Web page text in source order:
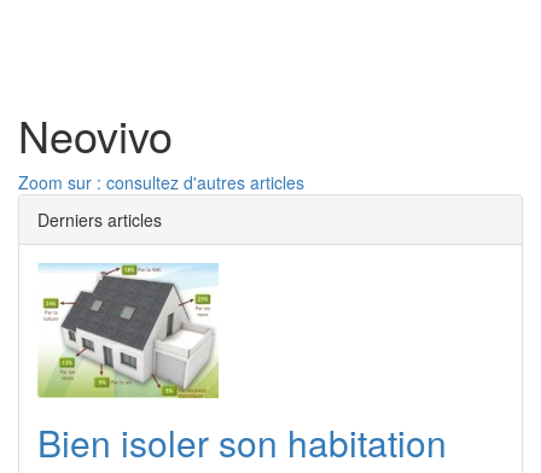
Neovivo
Zoom sur : consultez d'autres articles
Derniers articles
Bien isoler son habitation